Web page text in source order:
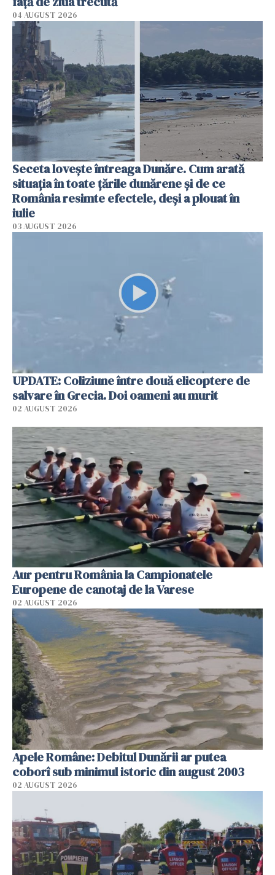
04 AUGUST 2026
Seceta lovește întreaga Dunăre. Cum arată
situația în toate țările dunărene și de ce
România resimte efectele, deși a plouat în
iulie
03 AUGUST 2026
UPDATE: Coliziune între două elicoptere de
salvare în Grecia. Doi oameni au murit
02 AUGUST 2026
Aur pentru România la Campionatele
Europene de canotaj de la Varese
02 AUGUST 2026
Apele Române: Debitul Dunării ar putea
coborî sub minimul istoric din august 2003
02 AUGUST 2026